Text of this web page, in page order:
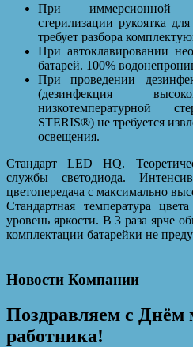
При иммерсионной и
стерилизации рукоятка
требует разбора
При автоклавировании
батарей. 100%
При проведении
(дезинфекция
низкотемпературной
STERIS®) не требуется
освещения.
Стандарт LED HQ.
службы светодиода.
цветопередача с максимально
Стандартная температура
уровень яркости. В 3 раза ярче
комплектации батарейки не
Новости Компании
Поздравляем с Днём
работника!